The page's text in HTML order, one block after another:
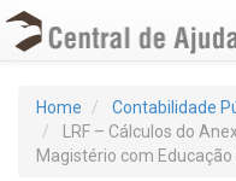
Home
Contabilidade
LRF – Cálculos do
Magistério com Educação